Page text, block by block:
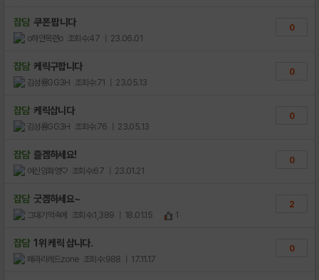
잡담 쿠폰 팝니다
o하얀목련o 조회수:47 | 23.06.01
0
잡담 케릭구합니다
김성룡GG3H 조회수:71 | 23.05.13
0
잡담 케릭삽니다
김성룡GG3H 조회수:76 | 23.05.13
0
잡담 즐겜하세요!
여신임화영♡ 조회수:67 | 23.01.21
0
잡담 굿겜하세요~
그대기억속에 조회수:1,389 | 18.01.15 1
2
잡담 1위 케릭 삽니다.
페라리레드zone 조회수:988 | 17.11.17
0